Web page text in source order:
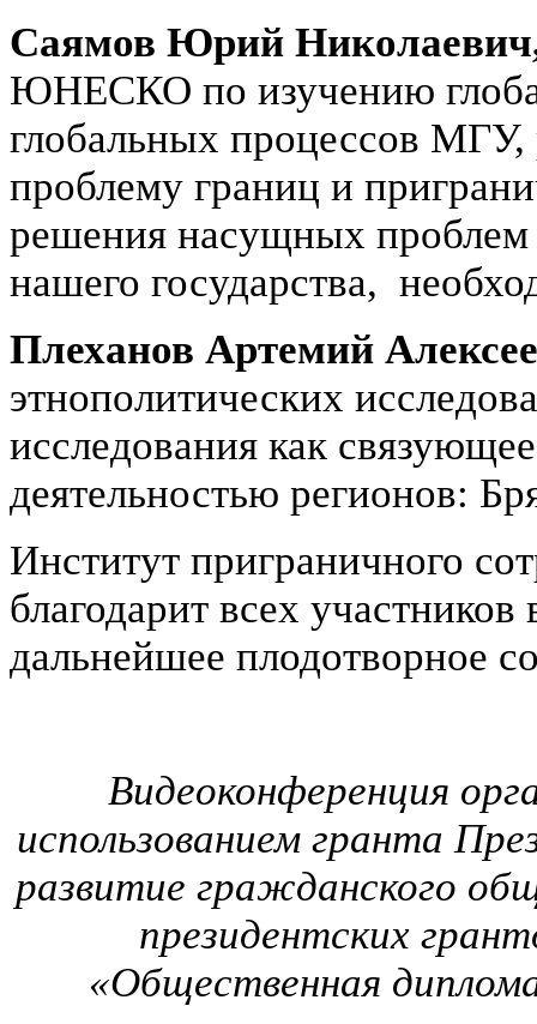
Саямов Юрий
ЮНЕСКО по изучению
глобальных процессов МГУ,
проблему границ и
решения насущных
нашего государства,
Плеханов Артемий
этнополитических
исследования как
деятельностью регионов:
Институт приграничного
благодарит всех
дальнейшее плодотворное
Видеоконференция
использованием гранта
развитие гражданского
президентских
«Общественная